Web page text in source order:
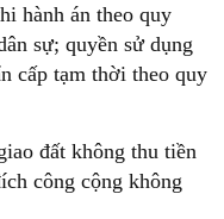
hành án theo quy
sự; quyền sử dụng
cấp tạm thời theo quy
đất không thu tiền
công cộng không